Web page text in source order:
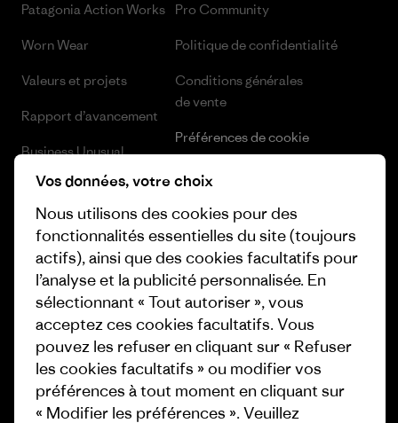
Patagonia Action Works
Worn Wear
Valeurs et projets
Rapport d’avancement
Business Unusual
Objectifs climatiques
1% For The Planet
Comment nous
finançons
Nos magasins
Pro Community
Politique de confidentialité
Conditions générales
de vente
Préférences de cookie
Carrières
Presse et media
Industry program
Programme d’affiliation
Patagonia Luxembourg Plan du
site
Vos données, votre choix
Nous utilisons des cookies pour des
fonctionnalités essentielles du site (toujours
actifs), ainsi que des cookies facultatifs pour
l’analyse et la publicité personnalisée. En
sélectionnant « Tout autoriser », vous
acceptez ces cookies facultatifs. Vous
pouvez les refuser en cliquant sur « Refuser
les cookies facultatifs » ou modifier vos
préférences à tout moment en cliquant sur
« Modifier les préférences ». Veuillez